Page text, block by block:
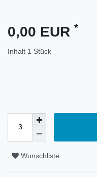
0,00 EUR *
Inhalt 1 Stück
Wunschliste